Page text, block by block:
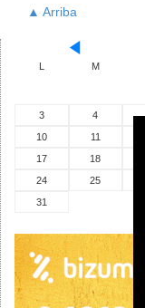
▲ Arriba
L
M
3
4
10
11
17
18
24
25
31